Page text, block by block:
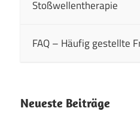
Stoßwellentherapie
FAQ – Häufig gestellte
Neueste Beiträge